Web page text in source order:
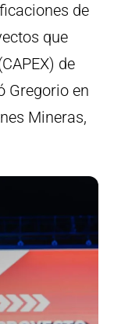
de
que
de
Gregorio en
Mineras,